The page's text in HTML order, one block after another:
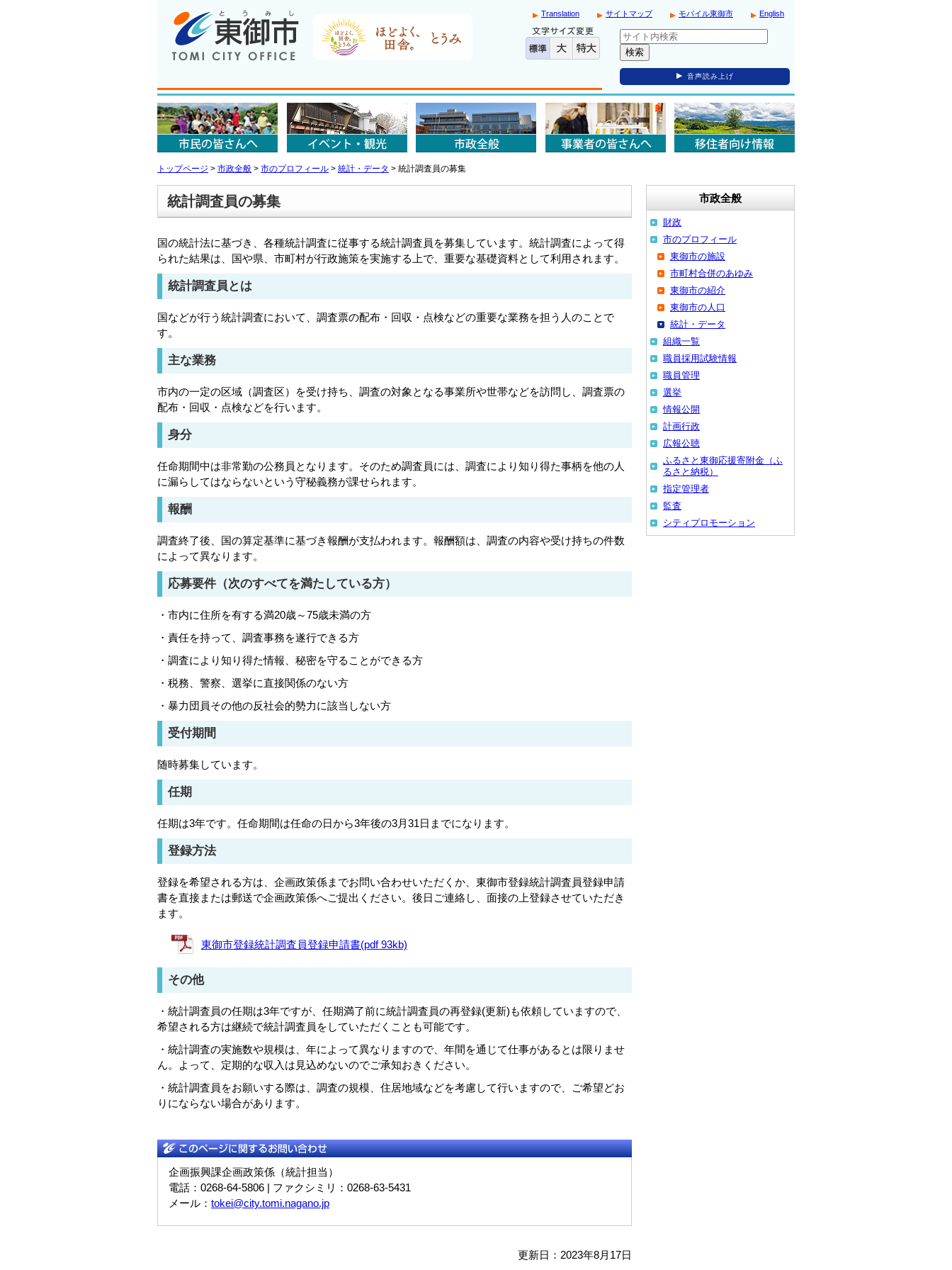
English
モバイル東御市
サイトマップ
Translation
音声読み上げ
トップページ > 市政全般 > 市のプロフィール > 統計・データ > 統計調査員の募集
統計調査員の募集
国の統計法に基づき、各種統計調査に従事する統計調査員を募集しています。統計調査によって得
られた結果は、国や県、市町村が行政施策を実施する上で、重要な基礎資料として利用されます。
統計調査員とは
国などが行う統計調査において、調査票の配布・回収・点検などの重要な業務を担う人のことで
す。
主な業務
市内の一定の区域（調査区）を受け持ち、調査の対象となる事業所や世帯などを訪問し、調査票の
配布・回収・点検などを行います。
身分
任命期間中は非常勤の公務員となります。そのため調査員には、調査により知り得た事柄を他の人
に漏らしてはならないという守秘義務が課せられます。
報酬
調査終了後、国の算定基準に基づき報酬が支払われます。報酬額は、調査の内容や受け持ちの件数
によって異なります。
応募要件（次のすべてを満たしている方）
・市内に住所を有する満20歳～75歳未満の方
・責任を持って、調査事務を遂行できる方
・調査により知り得た情報、秘密を守ることができる方
・税務、警察、選挙に直接関係のない方
・暴力団員その他の反社会的勢力に該当しない方
受付期間
随時募集しています。
任期
任期は3年です。任命期間は任命の日から3年後の3月31日までになります。
登録方法
登録を希望される方は、企画政策係までお問い合わせいただくか、東御市登録統計調査員登録申請
書を直接または郵送で企画政策係へご提出ください。後日ご連絡し、面接の上登録させていただき
ます。
東御市登録統計調査員登録申請書(pdf 93kb)
その他
・統計調査員の任期は3年ですが、任期満了前に統計調査員の再登録(更新)も依頼していますので、
希望される方は継続で統計調査員をしていただくことも可能です。
・統計調査の実施数や規模は、年によって異なりますので、年間を通じて仕事があるとは限りませ
ん。よって、定期的な収入は見込めないのでご承知おきください。
・統計調査員をお願いする際は、調査の規模、住居地域などを考慮して行いますので、ご希望どお
りにならない場合があります。
企画振興課企画政策係（統計担当）
電話：0268-64-5806 | ファクシミリ：0268-63-5431
メール： tokei@city.tomi.nagano.jp
更新日：2023年8月17日
市政全般
財政
市のプロフィール
東御市の施設
市町村合併のあゆみ
東御市の紹介
東御市の人口
統計・データ
組織一覧
職員採用試験情報
職員管理
選挙
情報公開
計画行政
広報公聴
ふるさと東御応援寄附金（ふ
るさと納税）
指定管理者
監査
シティプロモーション